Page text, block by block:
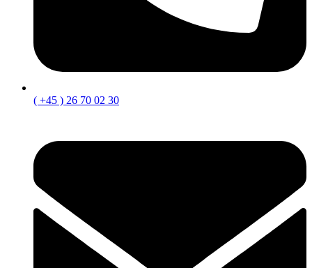
( +45 ) 26 70 02 30